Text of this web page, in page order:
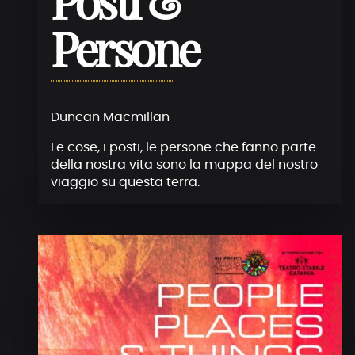
Persone
Duncan Macmillan
Le cose, i posti, le persone che fanno parte
della nostra vita sono la mappa del nostro
viaggio su questa terra.